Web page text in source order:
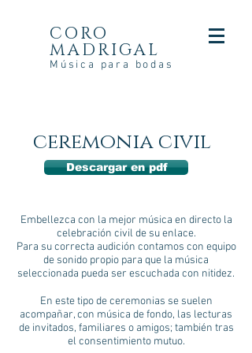
CORO
MADRIGAL
Música para bodas
ceremonia civil
Descargar en pdf
Embellezca con la mejor música en directo la
celebración civil de su enlace.
Para su correcta audición contamos con equipo
de sonido propio para que la música
seleccionada pueda ser escuchada con nitidez.
En este tipo de ceremonias se suelen
acompañar, con música de fondo, las lecturas
de invitados, familiares o amigos; también tras
el consentimiento mutuo.